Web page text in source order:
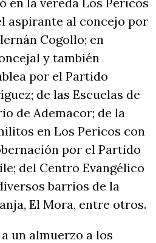
aspirante al concejo por
Cogollo; en
y también
por el Partido
de las Escuelas de
de Ademacor; de la
en Los Pericos con
por el Partido
del Centro Evangélico
barrios de la
El Mora, entre otros.
un almuerzo a los